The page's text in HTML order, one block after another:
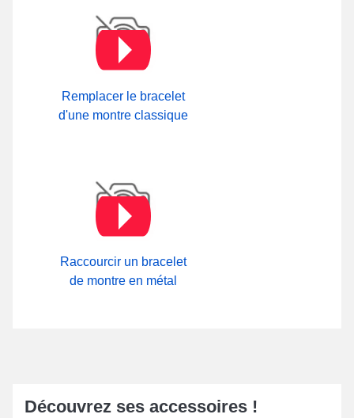
comment raccourcir bracelet céramique
taille le bracelet pour montre en obtenant notre
. Vous pouvez profiter sans intermédiaire de votre
commande grâce ce guide pour ajuster la taille pour la
circonférence de votre poignet sans avoir besoin de solliciter un
classiques est approprié avec les montres de la marque
Hamilton, Longines, OOZOO et encore d'autres, tant que vous
Remplacer le bracelet
d'une montre classique
Raccourcir un bracelet
de montre en métal
Découvrez ses accessoires !